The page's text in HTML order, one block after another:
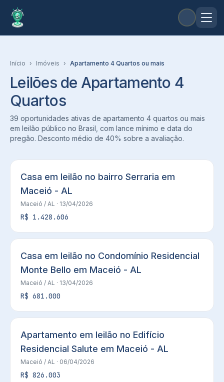
Início › Imóveis › Apartamento 4 Quartos ou mais
Leilões de Apartamento 4
Quartos
39 oportunidades ativas de apartamento 4 quartos ou mais
em leilão público no Brasil, com lance mínimo e data do
pregão. Desconto médio de 40% sobre a avaliação.
Casa em leilão no bairro Serraria em
Maceió - AL
Maceió / AL · 13/04/2026
R$ 1.428.606
Casa em leilão no Condomínio Residencial
Monte Bello em Maceió - AL
Maceió / AL · 13/04/2026
R$ 681.000
Apartamento em leilão no Edifício
Residencial Salute em Maceió - AL
Maceió / AL · 06/04/2026
R$ 826.003